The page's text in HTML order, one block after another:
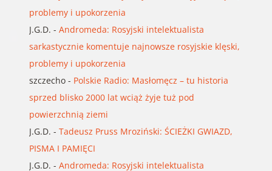
problemy i upokorzenia
J.G.D. - Andromeda: Rosyjski intelektualista
sarkastycznie komentuje najnowsze rosyjskie klęski,
problemy i upokorzenia
szczecho- Polskie Radio: Masłomęcz – tu historia
sprzed blisko 2000 lat wciąż żyje tuż pod
powierzchnią ziemi
J.G.D. - Tadeusz Pruss Mroziński: ŚCIEŻKI GWIAZD,
PISMA I PAMIĘCI
J.G.D. - Andromeda: Rosyjski intelektualista